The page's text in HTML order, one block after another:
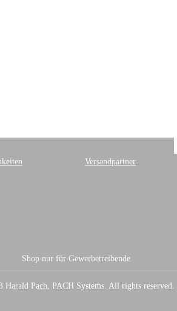
Versandpartner
Shop nur für Gewerbetreibende
Harald Pach, PACH Systems. All rights reserved.